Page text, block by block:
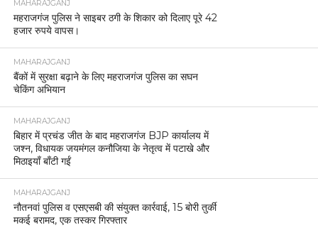
MAHARAJGANJ
महराजगंज पुलिस ने साइबर ठगी के शिकार को दिलाए पूरे 42
हजार रुपये वापस।
MAHARAJGANJ
बैंकों में सुरक्षा बढ़ाने के लिए महराजगंज पुलिस का सघन
चेकिंग अभियान
MAHARAJGANJ
बिहार में प्रचंड जीत के बाद महराजगंज BJP कार्यालय में
जश्न, विधायक जयमंगल कनौजिया के नेतृत्व में पटाखे और
मिठाइयाँ बाँटी गईं
MAHARAJGANJ
नौतनवां पुलिस व एसएसबी की संयुक्त कार्रवाई, 15 बोरी तुर्की
मकई बरामद, एक तस्कर गिरफ्तार